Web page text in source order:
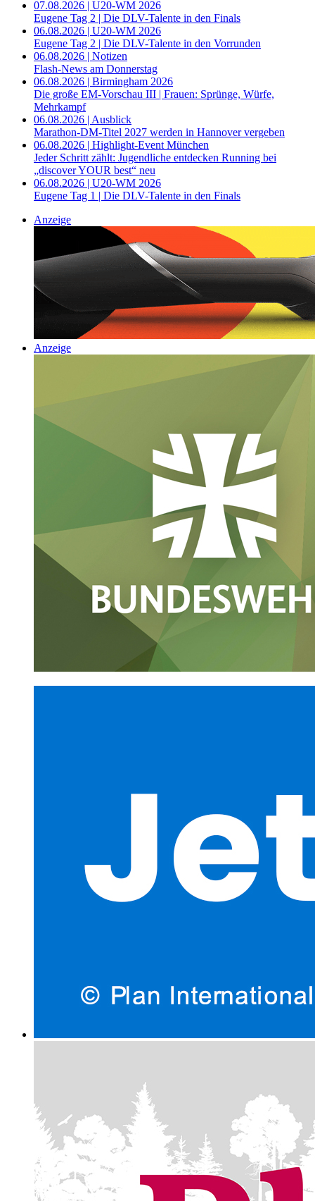
07.08.2026 | U20-WM 2026
Eugene Tag 2 | Die DLV-Talente in den Finals
06.08.2026 | U20-WM 2026
Eugene Tag 2 | Die DLV-Talente in den Vorrunden
06.08.2026 | Notizen
Flash-News am Donnerstag
06.08.2026 | Birmingham 2026
Die große EM-Vorschau III | Frauen: Sprünge, Würfe,
Mehrkampf
06.08.2026 | Ausblick
Marathon-DM-Titel 2027 werden in Hannover vergeben
06.08.2026 | Highlight-Event München
Jeder Schritt zählt: Jugendliche entdecken Running bei
„discover YOUR best“ neu
06.08.2026 | U20-WM 2026
Eugene Tag 1 | Die DLV-Talente in den Finals
Anzeige
Anzeige